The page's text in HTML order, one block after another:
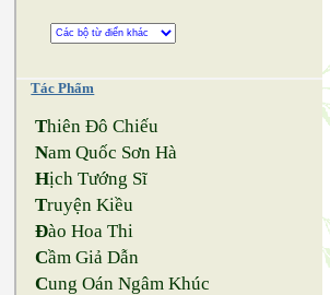
Tác Phẩm
Thiên Đô Chiếu
Nam Quốc Sơn Hà
Hịch Tướng Sĩ
Truyện Kiều
Đào Hoa Thi
Cầm Giả Dẫn
Cung Oán Ngâm Khúc